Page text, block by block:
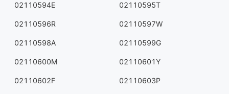
02110594E 02110595T
02110596R 02110597W
02110598A 02110599G
02110600M 02110601Y
02110602F 02110603P